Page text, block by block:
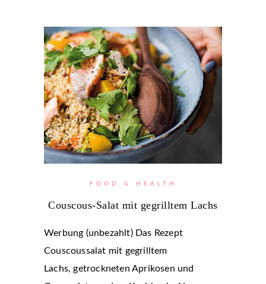
FOOD & HEALTH
Couscous-Salat mit gegrilltem Lachs
Werbung (unbezahlt) Das Rezept
Couscoussalat mit gegrilltem
Lachs, getrockneten Aprikosen und